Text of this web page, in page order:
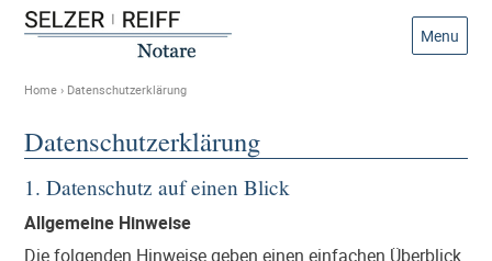
Menu
Home › Datenschutzerklärung
Datenschutzerklärung
1. Datenschutz auf einen Blick
Allgemeine Hinweise
Die folgenden Hinweise geben einen einfachen Überblick